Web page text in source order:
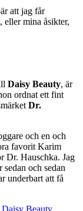
att jag får
eller mina åsikter,
Daisy Beauty, är
ordnat ett fint
Dr.
och en och
favorit Karim
Dr. Hauschka. Jag
och sedan
underbart att få